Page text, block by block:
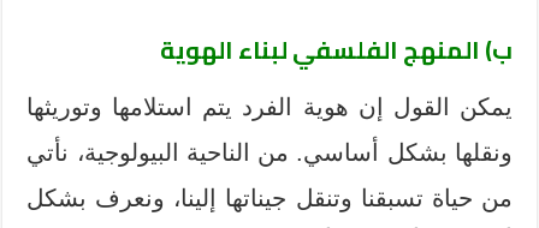
ب) المنهج الفلسفي لبناء الهوية
يمكن القول إن هوية الفرد يتم استلامها وتوريثها
ونقلها بشكل أساسي. من الناحية البيولوجية، نأتي
من حياة تسبقنا وتنقل جيناتها إلينا، ونعرف بشكل